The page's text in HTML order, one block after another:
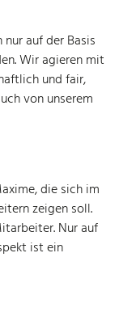
auf der Basis
Wir agieren mit
und fair,
von unserem
die sich im
zeigen soll.
Nur auf
ist ein